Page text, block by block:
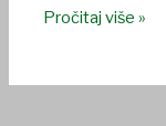
Pročitaj više »